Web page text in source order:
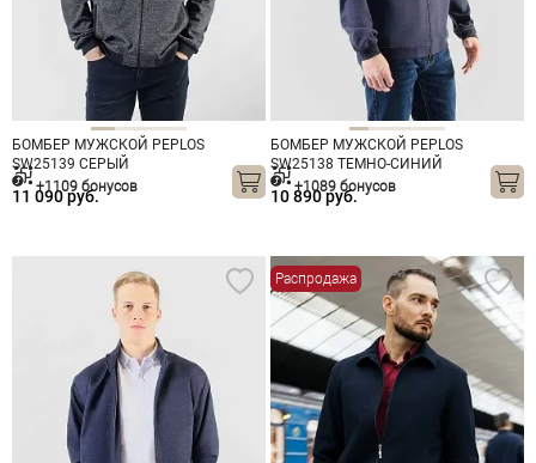
БОМБЕР МУЖСКОЙ PEPLOS
SW25139 СЕРЫЙ
11 090 руб.
+1109 бонусов
БОМБЕР МУЖСКОЙ PEPLOS
SW25138 ТЕМНО-СИНИЙ
10 890 руб.
+1089 бонусов
Распродажа